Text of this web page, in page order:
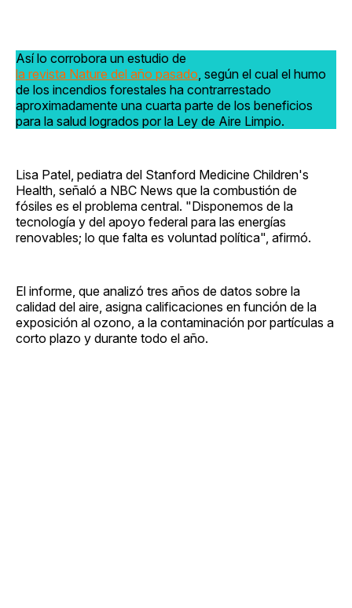
Así lo corrobora un estudio de
la revista Nature del año pasado , según el cual el humo
de los incendios forestales ha contrarrestado
aproximadamente una cuarta parte de los beneficios
para la salud logrados por la Ley de Aire Limpio.
Lisa Patel, pediatra del Stanford Medicine Children's
Health, señaló a NBC News que la combustión de
fósiles es el problema central. "Disponemos de la
tecnología y del apoyo federal para las energías
renovables; lo que falta es voluntad política", afirmó.
El informe, que analizó tres años de datos sobre la
calidad del aire, asigna calificaciones en función de la
exposición al ozono, a la contaminación por partículas a
corto plazo y durante todo el año.